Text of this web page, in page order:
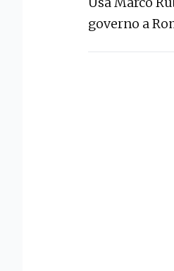
governo a